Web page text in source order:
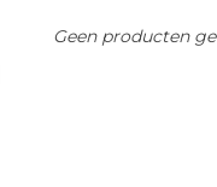
Geen producten